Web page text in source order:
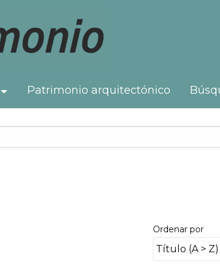
Toggle Dropdown
Patrimonio arquitectónico
Ordenar por